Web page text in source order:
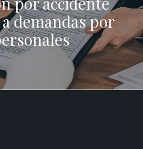
demandas por